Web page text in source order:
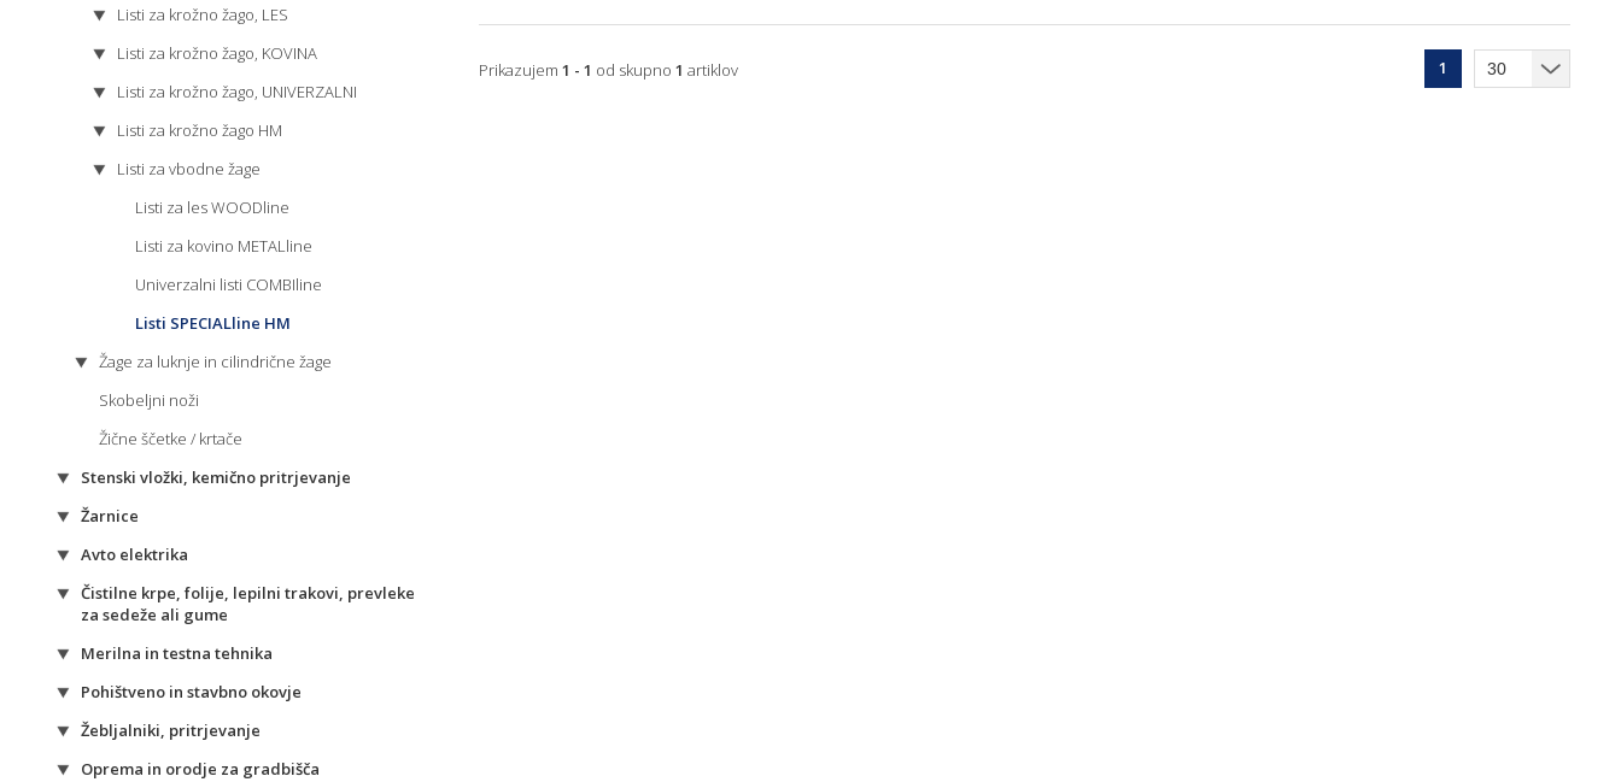
Listi za krožno žago, LES
Listi za krožno žago, KOVINA
Listi za krožno žago, UNIVERZALNI
Listi za krožno žago HM
Listi za vbodne žage
Listi za les WOODline
Listi za kovino METALline
Univerzalni listi COMBIline
Listi SPECIALline HM
Žage za luknje in cilindrične žage
Skobeljni noži
Žične ščetke / krtače
Stenski vložki, kemično pritrjevanje
Žarnice
Avto elektrika
Čistilne krpe, folije, lepilni trakovi, prevleke
za sedeže ali gume
Merilna in testna tehnika
Pohištveno in stavbno okovje
Žebljalniki, pritrjevanje
Oprema in orodje za gradbišča
Prikazujem 1 - 1 od skupno 1 artiklov 1